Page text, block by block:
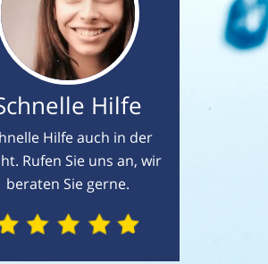
Hilfe
Hilfe auch in der
Rufen Sie uns an, wir
beraten Sie gerne.